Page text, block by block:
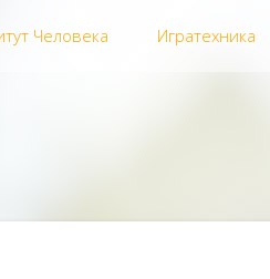
Человека Игратехника